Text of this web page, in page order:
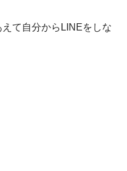
て自分からLINEをしな